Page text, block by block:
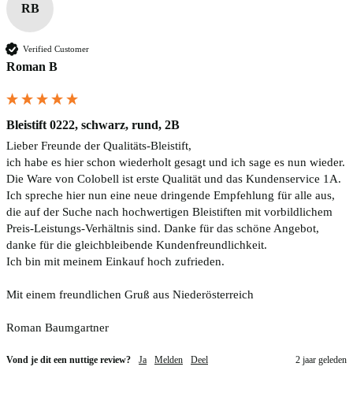
RB
Verified Customer
Roman B
Bleistift 0222, schwarz, rund, 2B
Lieber Freunde der Qualitäts-Bleistift,
ich habe es hier schon wiederholt gesagt und ich sage es nun wieder.
Die Ware von Colobell ist erste Qualität und das Kundenservice 1A.
Ich spreche hier nun eine neue dringende Empfehlung für alle aus,
die auf der Suche nach hochwertigen Bleistiften mit vorbildlichem
Preis-Leistungs-Verhältnis sind. Danke für das schöne Angebot,
danke für die gleichbleibende Kundenfreundlichkeit.
Ich bin mit meinem Einkauf hoch zufrieden.
Mit einem freundlichen Gruß aus Niederösterreich
Roman Baumgartner
Vond je dit een nuttige review? Ja Melden Deel 2 jaar geleden